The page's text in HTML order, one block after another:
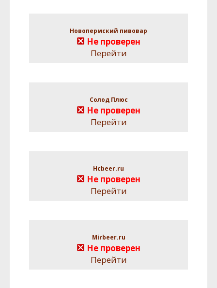
Новопермский пивовар
Не проверен
Перейти
Солод Плюс
Не проверен
Перейти
Hcbeer.ru
Не проверен
Перейти
Mirbeer.ru
Не проверен
Перейти